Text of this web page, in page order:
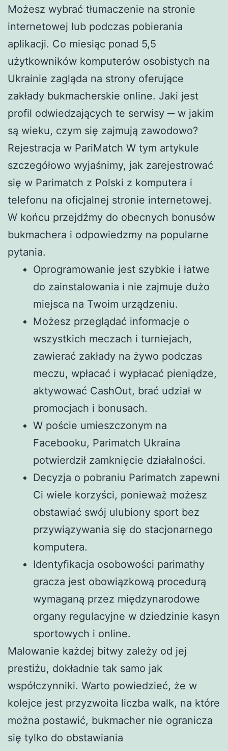
Możesz wybrać tłumaczenie na stronie
internetowej lub podczas pobierania
aplikacji. Co miesiąc ponad 5,5
użytkowników komputerów osobistych na
Ukrainie zagląda na strony oferujące
zakłady bukmacherskie online. Jaki jest
profil odwiedzających te serwisy ─ w jakim
są wieku, czym się zajmują zawodowo?
Rejestracja w PariMatch W tym artykule
szczegółowo wyjaśnimy, jak zarejestrować
się w Parimatch z Polski z komputera i
telefonu na oficjalnej stronie internetowej.
W końcu przejdźmy do obecnych bonusów
bukmachera i odpowiedzmy na popularne
pytania.
Oprogramowanie jest szybkie i łatwe
do zainstalowania i nie zajmuje dużo
miejsca na Twoim urządzeniu.
Możesz przeglądać informacje o
wszystkich meczach i turniejach,
zawierać zakłady na żywo podczas
meczu, wpłacać i wypłacać pieniądze,
aktywować CashOut, brać udział w
promocjach i bonusach.
W poście umieszczonym na
Facebooku, Parimatch Ukraina
potwierdził zamknięcie działalności.
Decyzja o pobraniu Parimatch zapewni
Ci wiele korzyści, ponieważ możesz
obstawiać swój ulubiony sport bez
przywiązywania się do stacjonarnego
komputera.
Identyfikacja osobowości parimathy
gracza jest obowiązkową procedurą
wymaganą przez międzynarodowe
organy regulacyjne w dziedzinie kasyn
sportowych i online.
Malowanie każdej bitwy zależy od jej
prestiżu, dokładnie tak samo jak
współczynniki. Warto powiedzieć, że w
kolejce jest przyzwoita liczba walk, na które
można postawić, bukmacher nie ogranicza
się tylko do obstawiania